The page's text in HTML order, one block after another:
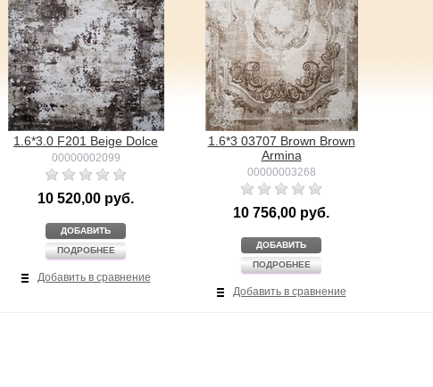
1.6*3.0 F201 Beige Dolce
00000002099
10 520,00 руб.
ДОБАВИТЬ
ПОДРОБНЕЕ
Добавить в сравнение
1.6*3 03707 Brown Brown
Armina
00000003268
10 756,00 руб.
ДОБАВИТЬ
ПОДРОБНЕЕ
Добавить в сравнение